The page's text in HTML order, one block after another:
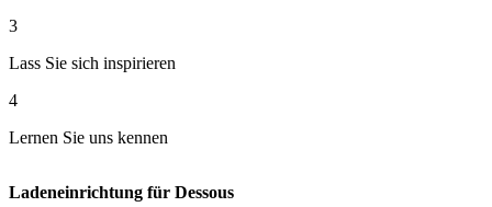
3
Lass Sie sich inspirieren
4
Lernen Sie uns kennen
Ladeneinrichtung für Dessous